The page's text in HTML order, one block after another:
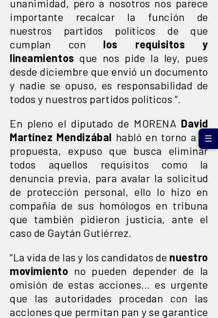
unanimidad, pero a nosotros nos parece
importante recalcar la función de
nuestros partidos políticos de que
cumplan con los requisitos y
lineamientos que nos pide la ley, pues
desde diciembre que envió un documento
y nadie se opuso, es responsabilidad de
todos y nuestros partidos políticos “.
En pleno el diputado de MORENA David
Martínez Mendizábal habló en torno a la
propuesta, expuso que busca eliminar
todos aquellos requisitos como la
denuncia previa, para avalar la solicitud
de protección personal, ello lo hizo en
compañía de sus homólogos en tribuna
que también pidieron justicia, ante el
caso de Gaytán Gutiérrez.
“La vida de las y los candidatos de nuestro
movimiento no pueden depender de la
omisión de estas acciones… es urgente
que las autoridades procedan con las
acciones que permitan pan y se garantice
☰